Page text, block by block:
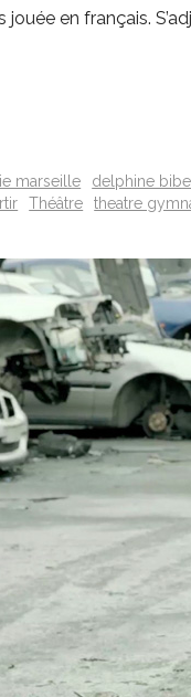
jouée en français.
marseille delphine
Théâtre theatre